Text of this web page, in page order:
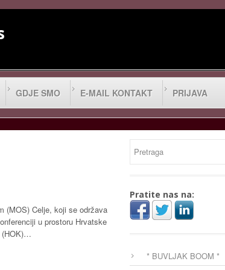
GDJE SMO E-MAIL KONTAKT PRIJAVA
(MOS) Celje, koji se održava
u prostoru Hrvatske
(HOK)…
Pratite nas na:
* BUVLJAK BOOM *